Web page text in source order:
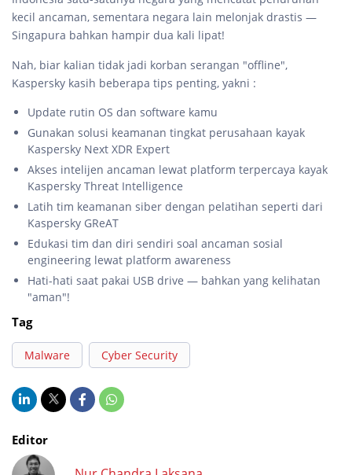
kecil ancaman, sementara negara lain melonjak drastis —
Singapura bahkan hampir dua kali lipat!
Nah, biar kalian tidak jadi korban serangan "offline",
Kaspersky kasih beberapa tips penting, yakni :
Update rutin OS dan software kamu
Gunakan solusi keamanan tingkat perusahaan kayak
Kaspersky Next XDR Expert
Akses intelijen ancaman lewat platform terpercaya kayak
Kaspersky Threat Intelligence
Latih tim keamanan siber dengan pelatihan seperti dari
Kaspersky GReAT
Edukasi tim dan diri sendiri soal ancaman sosial
engineering lewat platform awareness
Hati-hati saat pakai USB drive — bahkan yang kelihatan
"aman"!
Tag
Malware Cyber Security
Editor